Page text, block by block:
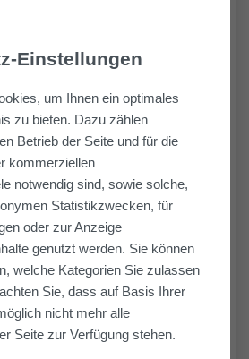
knüpft das
namentlich an die
Standorts an, der
Kaffeeindustrie
leistet zugleich
Beitrag zur sozialen
Entwicklung der
Einstellungen
um Ihnen ein optimales
zu bieten. Dazu zählen
Betrieb der Seite und für die
kommerziellen
notwendig sind, sowie solche,
Statistikzwecken, für
oder zur Anzeige
genutzt werden. Sie können
welche Kategorien Sie zulassen
Sie, dass auf Basis Ihrer
nicht mehr alle
Seite zur Verfügung stehen.